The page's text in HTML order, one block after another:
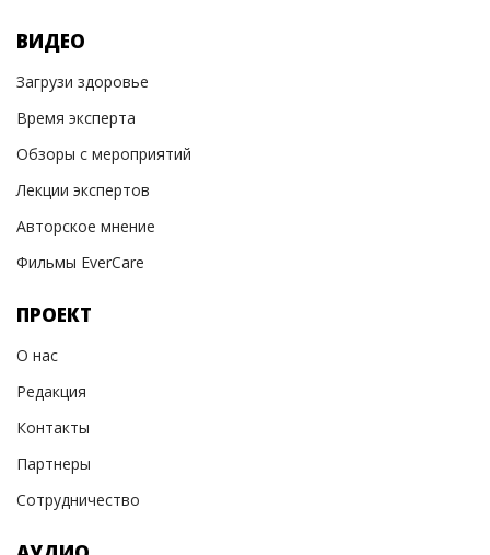
ВИДЕО
Загрузи здоровье
Время эксперта
Обзоры с мероприятий
Лекции экспертов
Авторское мнение
Фильмы EverCare
ПРОЕКТ
О нас
Редакция
Контакты
Партнеры
Сотрудничество